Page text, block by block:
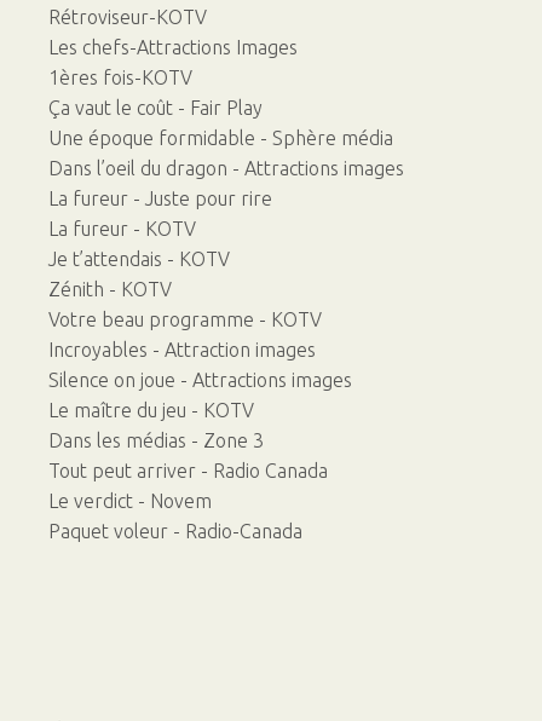
Rétroviseur-KOTV
Les chefs-Attractions Images
1ères fois-KOTV
Ça vaut le coût - Fair Play
Une époque formidable - Sphère média
Dans l’oeil du dragon - Attractions images
La fureur - Juste pour rire
La fureur - KOTV
Je t’attendais - KOTV
Zénith - KOTV
Votre beau programme - KOTV
Incroyables - Attraction images
Silence on joue - Attractions images
Le maître du jeu - KOTV
Dans les médias - Zone 3
Tout peut arriver - Radio Canada
Le verdict - Novem
Paquet voleur - Radio-Canada